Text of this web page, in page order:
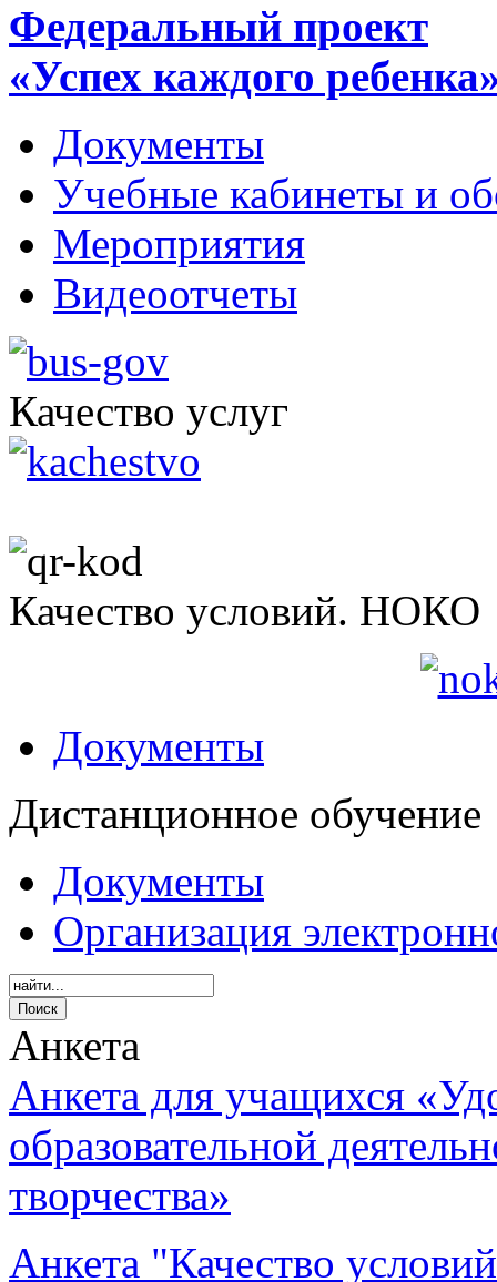
Федеральный проект
«Успех каждого
Документы
Учебные кабинеты и
Мероприятия
Видеоотчеты
Качество услуг
Качество условий. НОКО
Документы
Дистанционное обучение
Документы
Организация
Анкета
Анкета для учащихся
образовательной
творчества»
Анкета "Качество